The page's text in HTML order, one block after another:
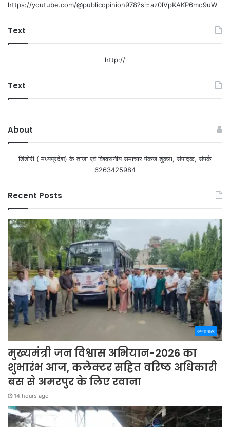
https://youtube.com/@publicopinion978?si=az0lVpKAKP6mo9uW
Text
http://
Text
About
डिंडोरी ( मध्यप्रदेश) के ताजा एवं विश्वसनीय समाचार पंकज शुक्ला, संपादक, संपर्क
6263425984
Recent Posts
अपना शहर
मुख्यमंत्री जन विश्वास अभियान-2026 का
शुभारंभ आज, कलेक्टर सहित वरिष्ठ अधिकारी
बस से अमरपुर के लिए रवाना
14 hours ago